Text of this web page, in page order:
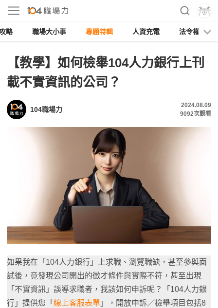
略 職場大小事 專題特輯 人資充電 法令權益
【教學】如何檢舉104人力銀行上刊
載不實資訊的公司？
104職場力
2024.08.09
9092次觀看
如果我在「104人力銀行」上求職、瀏覽職缺，甚至參與面
試後，竟發現公司開出的徵才條件與實際不符，甚至出現
「不實資訊」誤導求職者，我該如何申訴呢？「104人力銀
行」提供您「 線上客服表單 」，開放申訴／檢舉項目包括8